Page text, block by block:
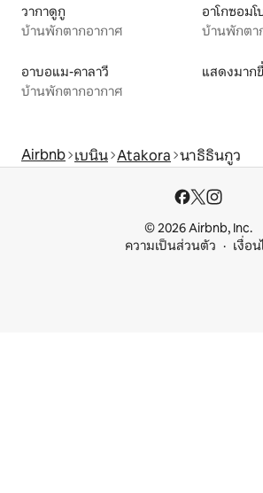
วากาดูกู
บ้านพักตากอากาศ
อาโกซอมโ
บ้านพักตา
อาบอแม-คาลาวี
บ้านพักตากอากาศ
แสดงมาก
Airbnb เบนิน Atakora นาธิธินกูว
© 2026 Airbnb, Inc.
ความเป็นส่วนตัว
เงื่อน